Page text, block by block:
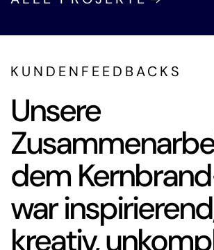
KUNDENFEEDBACKS
Professionell,
und
fast wie eine
Kreativabteilung,
outgesourct.